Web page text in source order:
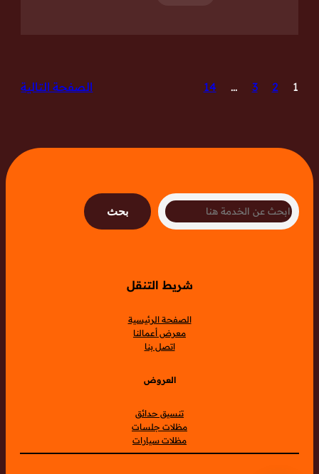
1
2
3
…
14 الصفحة التالية
Search
بحث
شريط التنقل
الصفحة الرئيسية
معرض أعمالنا
اتصل بنا
العروض
تنسيق حدائق
مظلات جلسات
مظلات سيارات